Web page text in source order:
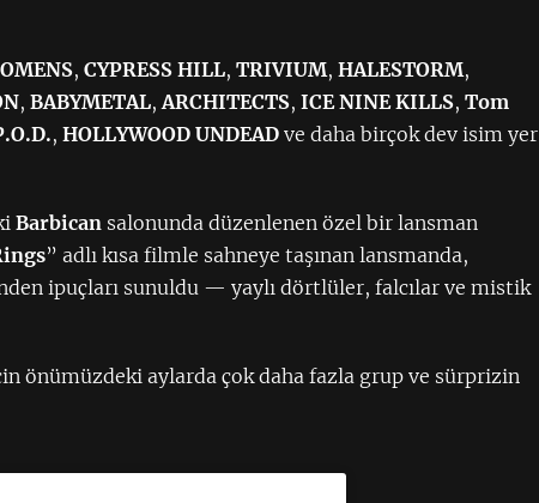
,CYPRESS HILL,TRIVIUM,HALESTORM,
,BABYMETAL,ARCHITECTS,ICE NINE KILLS,Tom
,HOLLYWOOD UNDEAD ve daha birçok dev isim yer
Barbican salonunda düzenlenen özel bir lansman
” adlı kısa filmle sahneye taşınan lansmanda,
ipuçları sunuldu — yaylı dörtlüler, falcılar ve mistik
önümüzdeki aylarda çok daha fazla grup ve sürprizin